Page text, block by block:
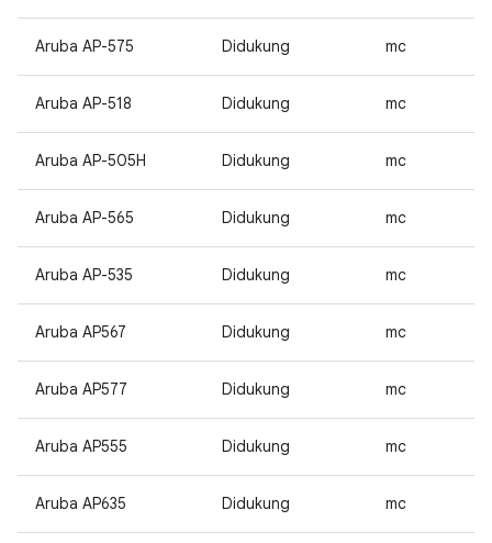
Aruba AP-575 Didukung mc
Aruba AP-518 Didukung mc
Aruba AP-505H Didukung mc
Aruba AP-565 Didukung mc
Aruba AP-535 Didukung mc
Aruba AP567 Didukung mc
Aruba AP577 Didukung mc
Aruba AP555 Didukung mc
Aruba AP635 Didukung mc